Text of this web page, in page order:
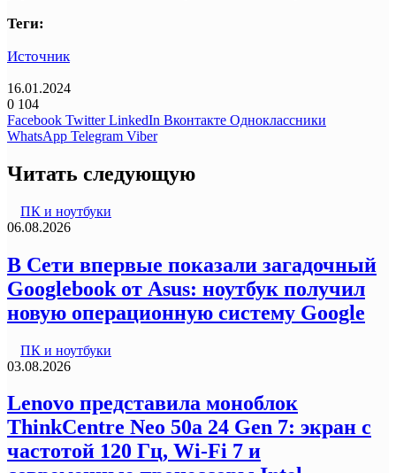
Теги:
Источник
16.01.2024
0 104
Facebook Twitter LinkedIn Вконтакте Одноклассники
WhatsApp Telegram Viber
Читать следующую
ПК и ноутбуки
06.08.2026
В Сети впервые показали загадочный
Googlebook от Asus: ноутбук получил
новую операционную систему Google
ПК и ноутбуки
03.08.2026
Lenovo представила моноблок
ThinkCentre Neo 50a 24 Gen 7: экран с
частотой 120 Гц, Wi-Fi 7 и